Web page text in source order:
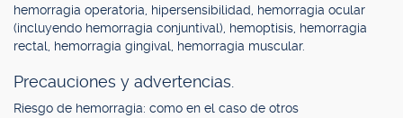
hemorragia operatoria, hipersensibilidad, hemorragia ocular
(incluyendo hemorragia conjuntival), hemoptisis, hemorragia
rectal, hemorragia gingival, hemorragia muscular.
Precauciones y advertencias.
Riesgo de hemorragia: como en el caso de otros